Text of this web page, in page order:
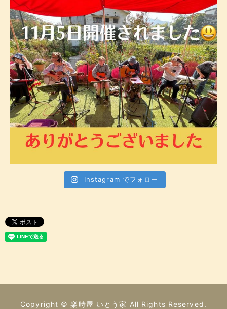
Instagram でフォロー
Copyright © 楽時屋 いとう家 All Rights Reserved.